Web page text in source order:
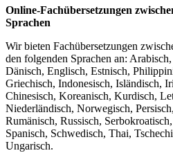
Online-Fachübersetzungen
Sprachen
Wir bieten Fachübersetzungen
den folgenden Sprachen an:
Dänisch, Englisch, Estnisch,
Griechisch, Indonesisch, Isländisch,
Chinesisch, Koreanisch, Kurdisch,
Niederländisch, Norwegisch,
Rumänisch, Russisch,
Spanisch, Schwedisch, Thai,
Ungarisch.